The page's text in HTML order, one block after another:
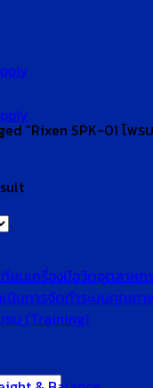
ยบเครื่องมือวัดอุตสาหก
นินการจัดทำระบบคุณภา
รม (Training)
“Rixen SPK-01 โพ